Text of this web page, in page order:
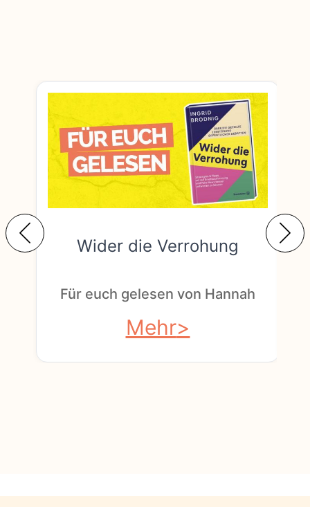
Wider die Verrohung
Für euch gelesen von Hannah
Mehr